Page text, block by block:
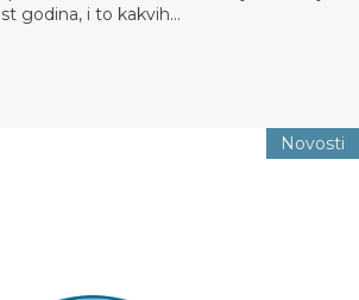
godina, i to kakvih…
Novosti